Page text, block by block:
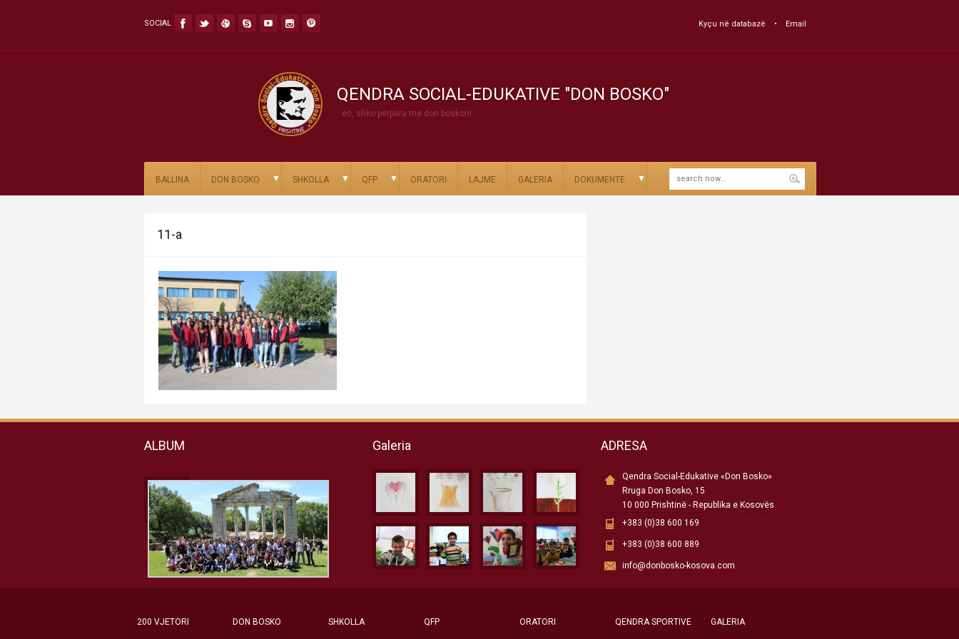
SOCIAL Kyçu në databazë Email
QENDRA SOCIAL-EDUKATIVE "DON BOSKO"
ec, shko përpara me don boskon!
BALLINA DON BOSKO ▼ SHKOLLA ▼ QFP ▼ ORATORI LAJME GALERIA DOKUMENTE ▼
11-a
ALBUM Galeria ADRESA
Qendra Social-Edukative «Don Bosko»
Rruga Don Bosko, 15
10 000 Prishtinë - Republika e Kosovës
+383 (0)38 600 169
+383 (0)38 600 889
info@donbosko-kosova.com
200 VJETORI DON BOSKO SHKOLLA QFP ORATORI QENDRA SPORTIVE GALERIA